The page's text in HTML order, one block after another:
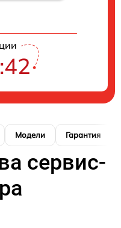
Модели Гарантия
сервис-